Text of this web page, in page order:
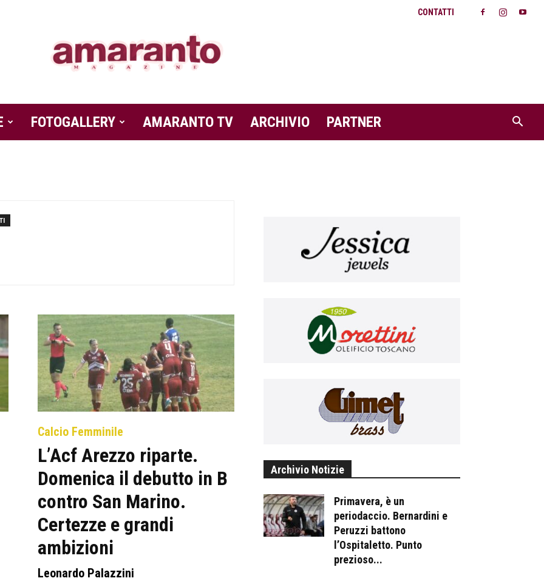
CONTATTI
Amaranto
FOTOGALLERY AMARANTO TV ARCHIVIO PARTNER
Calcio Femminile
L’Acf Arezzo riparte.
Domenica il debutto in B
contro San Marino.
Certezze e grandi
ambizioni
Leonardo Palazzini
Archivio Notizie
Primavera, è un
periodaccio. Bernardini e
Peruzzi battono
l’Ospitaletto. Punto
prezioso...